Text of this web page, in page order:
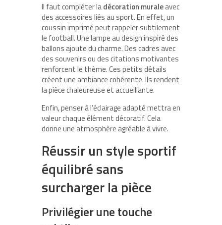
Il faut compléter ladécoration muraleavec
des accessoires liés au sport. En effet, un
coussin imprimé peut rappeler subtilement
le football. Une lampe au design inspiré des
ballons ajoute du charme. Des cadres avec
des souvenirs ou des citations motivantes
renforcent le thème. Ces petits détails
créent une ambiance cohérente. Ils rendent
la pièce chaleureuse et accueillante.
Enfin, penser à l’éclairage adapté mettra en
valeur chaque élément décoratif. Cela
donne une atmosphère agréable à vivre.
Réussir un style sportif
équilibré sans
surcharger la pièce
Privilégier une touche